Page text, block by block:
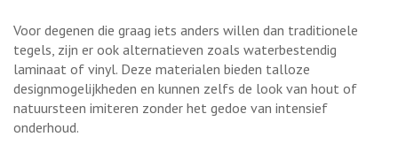
Voor degenen die graag iets anders willen dan traditionele
tegels, zijn er ook alternatieven zoals waterbestendig
laminaat of vinyl. Deze materialen bieden talloze
designmogelijkheden en kunnen zelfs de look van hout of
natuursteen imiteren zonder het gedoe van intensief
onderhoud.